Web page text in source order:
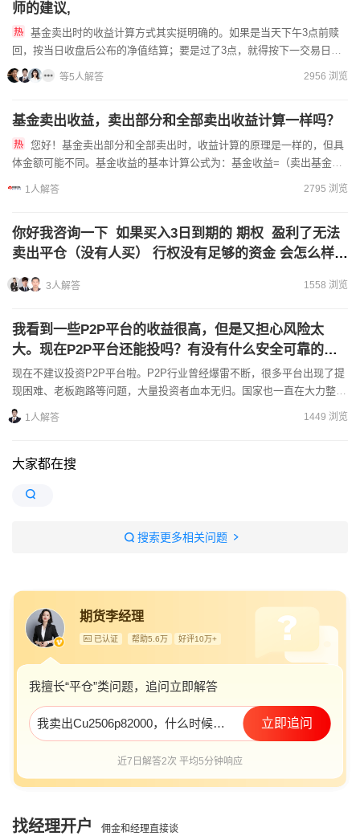
师的建议,
回，按当日收盘后公布的净值结算；要是过了3点，就得按下一交易日的
净值计算了。不过实际操作时很多人会忽略时点选择对最终收益的影...
等5人解答 2956 浏览
基金卖出收益，卖出部分和全部卖出收益计算一样吗？
体金额可能不同。基金收益的基本计算公式为：基金收益=（卖出基金份
1人解答 2795 浏览
你好我咨询一下 如果买入3日到期的 期权 盈利了无法
卖出平仓（没有人买） 行权没有足够的资金 会怎么样资
金不够行权到期会自动平仓吗
3人解答 1558 浏览
我看到一些P2P平台的收益很高，但是又担心风险太
大。现在P2P平台还能投吗？有没有什么安全可靠的
P2P平台推荐？
现在不建议投资P2P平台啦。P2P行业曾经爆雷不断，很多平台出现了提
现困难、老板跑路等问题，大量投资者血本无归。国家也一直在大力整治
P2P行业，目前正常运营的P2P平台数量已经大幅减少...
1人解答 1449 浏览
大家都在搜
搜索更多相关问题
期货李经理
已认证 帮助5.6万 好评10万+
我擅长“平仓”类问题，追问立即解答
我卖出Cu2506p82000，什么时候平仓可获得最大收益？还是行权才能获得最大收益？ 立即追问
近7日解答2次 平均5分钟响应
找经理开户 佣金和经理直接谈